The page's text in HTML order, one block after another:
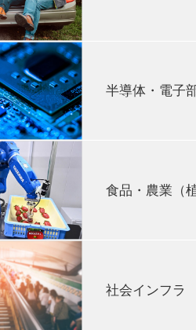
製造業の中でも古くから自動
装などのあらゆる工程で使われ
ボディーの下側やマフラー、
品やボディー塗装には塗装ロ
種多様なモデルが使用されてい
動車（EV）化や自動運転技術
備でも、当社のロボットのみ
半導体・電子
械にとって心臓部となる半導
社のサーボモータが搭載され
が目覚ましい分野（スマート
「工作機械」や「金属加工機
Display）の搬送にはロボッ
食品・農業 （
では、労働力不足を背景に自
食品そのものを作る工程以外
った様々な工程があり、それ
あり、特殊な表面処理と食品
社会インフラ